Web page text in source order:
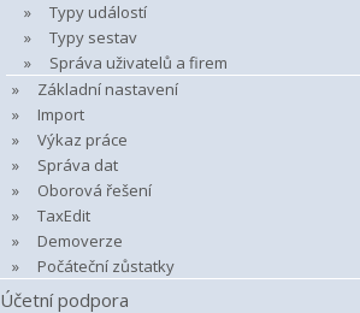
Typy událostí
Typy sestav
Správa uživatelů a firem
Základní nastavení
Import
Výkaz práce
Správa dat
Oborová řešení
TaxEdit
Demoverze
Počáteční zůstatky
Účetní podpora